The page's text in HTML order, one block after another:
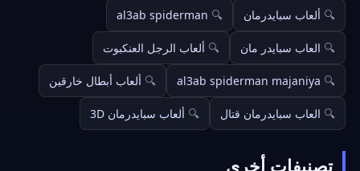
ألعاب سبايدرمان al3ab spiderman
العاب سبايدر مان ألعاب الرجل العنكبوت
al3ab spiderman majaniya ألعاب أبطال خارقين
العاب سبايدرمان قتال ألعاب سبايدرمان 3D
تصنيفات أخرى